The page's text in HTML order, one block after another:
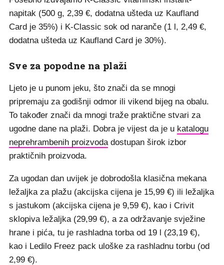
napitak (500 g, 2,39 €, dodatna ušteda uz Kaufland
Card je 35%) i K-Classic sok od naranče (1 l, 2,49 €,
dodatna ušteda uz Kaufland Card je 30%).
Sve za popodne na plaži
Ljeto je u punom jeku, što znači da se mnogi
pripremaju za godišnji odmor ili vikend bijeg na obalu.
To također znači da mnogi traže praktične stvari za
ugodne dane na plaži. Dobra je vijest da je u katalogu
neprehrambenih proizvodadostupan širok izbor
praktičnih proizvoda.
Za ugodan dan uvijek je dobrodošla klasična mekana
ležaljka za plažu (akcijska cijena je 15,99 €) ili ležaljka
s jastukom (akcijska cijena je 9,59 €), kao i Crivit
sklopiva ležaljka (29,99 €), a za održavanje svježine
hrane i pića, tu je rashladna torba od 19 l (23,19 €),
kao i Ledilo Freez pack uloške za rashladnu torbu (od
2,99 €).